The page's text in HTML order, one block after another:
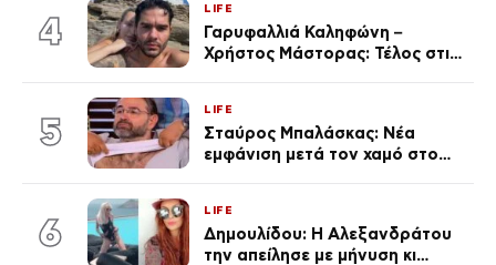
εκ. likes
4
LIFE
Γαρυφαλλιά Καληφώνη –
Χρήστος Μάστορας: Τέλος στις
5
LIFE
Σταύρος Μπαλάσκας: Νέα
εμφάνιση μετά τον χαμό στο
6
LIFE
Δημουλίδου: Η Αλεξανδράτου
την απείλησε με μήνυση κι